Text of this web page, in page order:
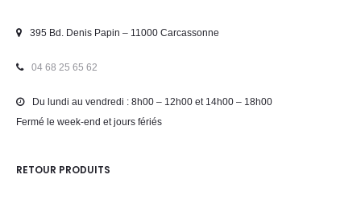
395 Bd. Denis Papin – 11000 Carcassonne
04 68 25 65 62
Du lundi au vendredi : 8h00 – 12h00 et 14h00 – 18h00
Fermé le week-end et jours fériés
RETOUR PRODUITS